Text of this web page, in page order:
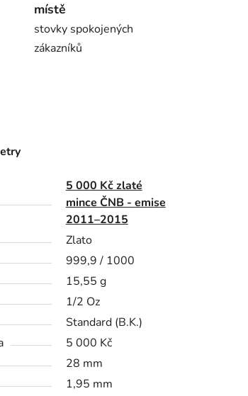
místě
stovky spokojených
zákazníků
5 000 Kč zlaté
mince ČNB - emise
2011–2015
Zlato
999,9 / 1000
15,55 g
1/2 Oz
Standard (B.K.)
5 000 Kč
28 mm
1,95 mm